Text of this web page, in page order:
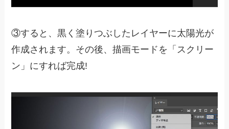
③すると、黒く塗りつぶしたレイヤーに太陽光が
作成されます。その後、描画モードを「スクリー
ン」にすれば完成!